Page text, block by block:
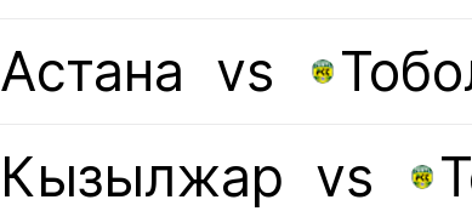
Астана vs
Кызылжар vs